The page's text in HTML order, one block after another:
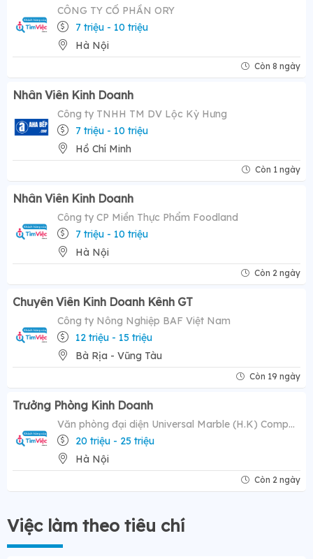
CÔNG TY CỔ PHẦN ORY
7 triệu - 10 triệu
Hà Nội
Còn 8 ngày
Nhân Viên Kinh Doanh
Công ty TNHH TM DV Lộc Kỳ Hưng
7 triệu - 10 triệu
Hồ Chí Minh
Còn 1 ngày
Nhân Viên Kinh Doanh
Công ty CP Miền Thực Phẩm Foodland
7 triệu - 10 triệu
Hà Nội
Còn 2 ngày
Chuyên Viên Kinh Doanh Kênh GT
Công ty Nông Nghiệp BAF Việt Nam
12 triệu - 15 triệu
Bà Rịa - Vũng Tàu
Còn 19 ngày
Trưởng Phòng Kinh Doanh
Văn phòng đại diện Universal Marble (H.K) Company Limited
20 triệu - 25 triệu
Hà Nội
Còn 2 ngày
Việc làm theo tiêu chí